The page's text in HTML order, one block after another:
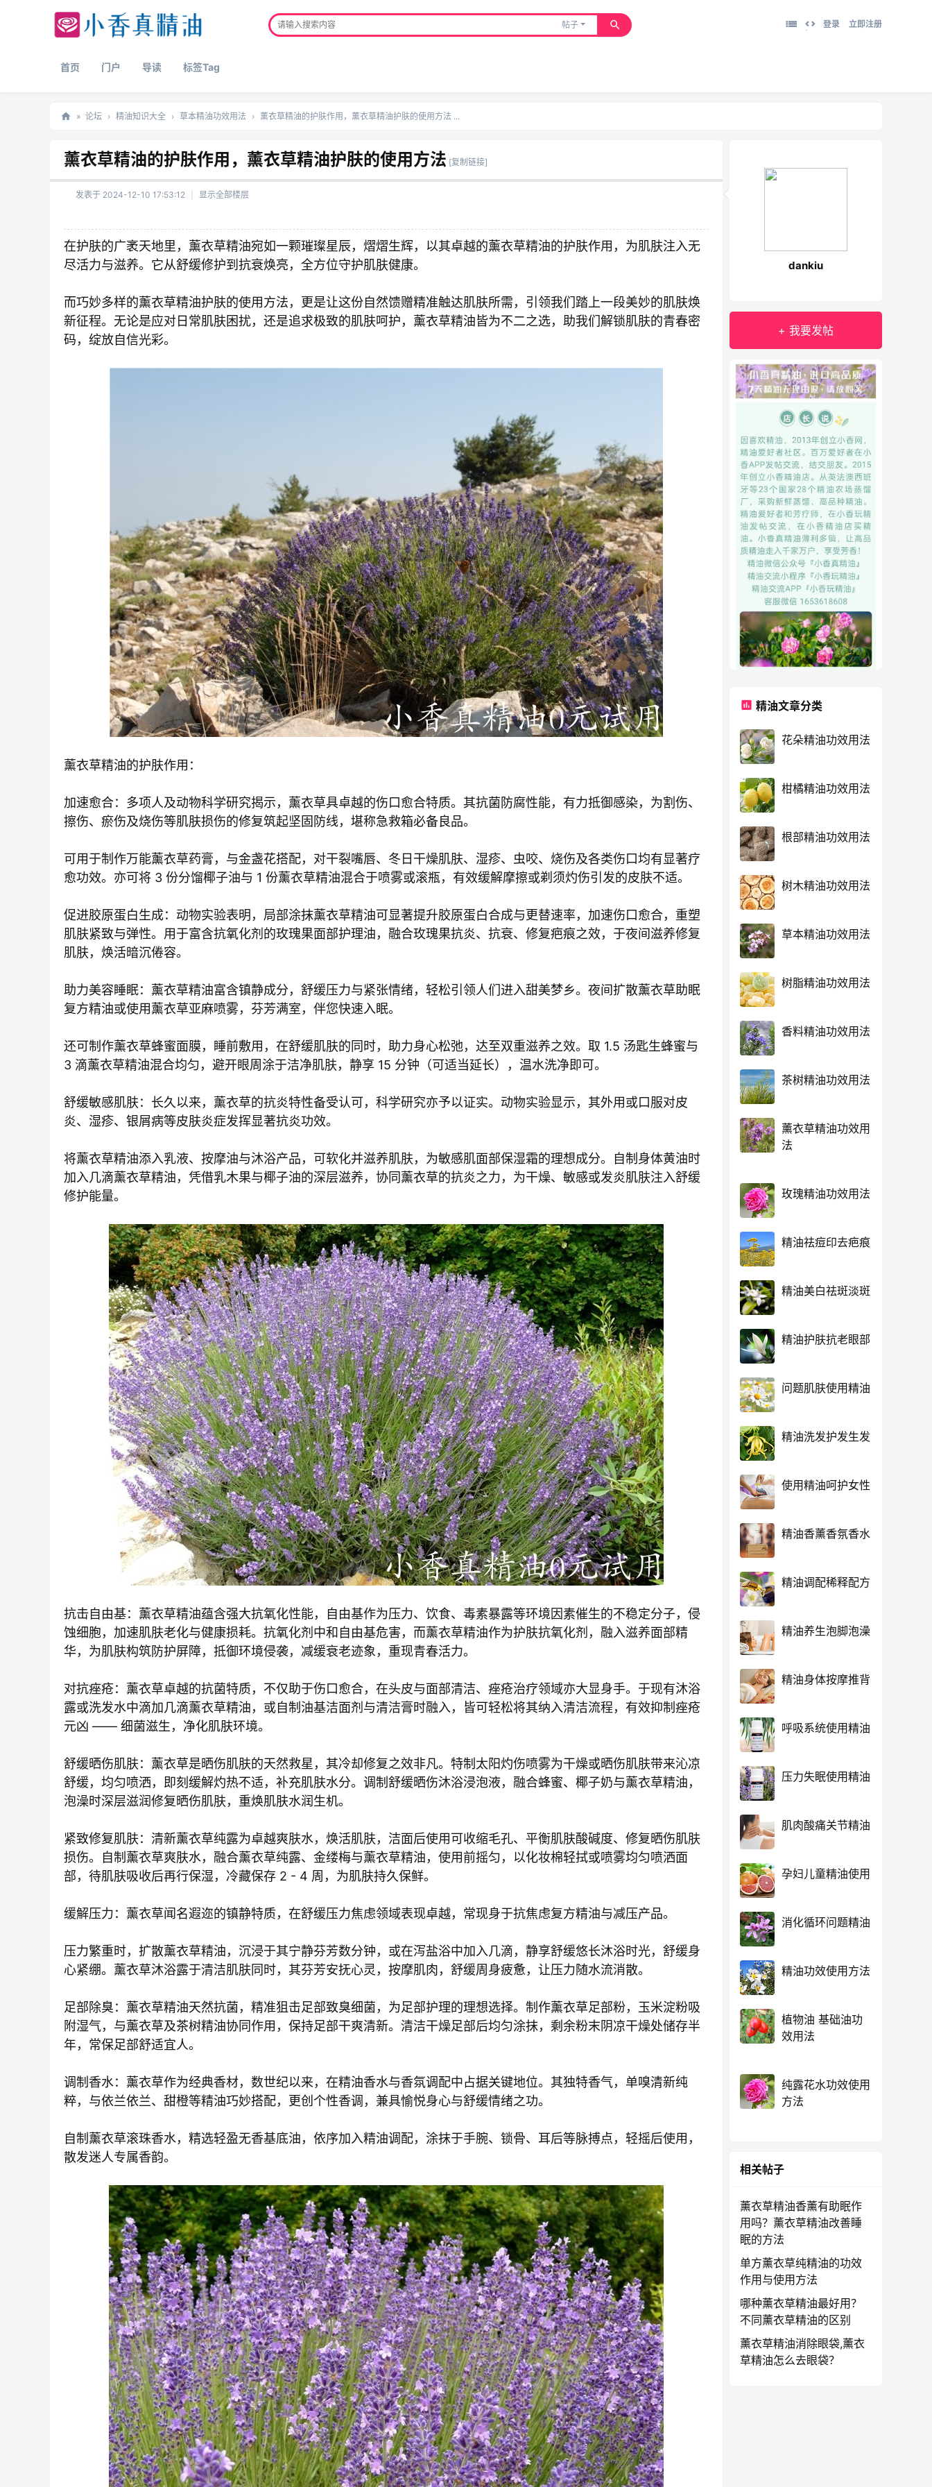
帖子 登录 立即注册
首页 门户 导读 标签Tag
品
» 论坛 › 精油知识大全 › 草本精油功效用法 › 薰衣草精油的护肤作用，薰衣草精油护肤的使用方法 ...
薰衣草精油的护肤作用，薰衣草精油护肤的使用方法 [复制链接]
发表于 2024-12-10 17:53:12 显示全部楼层
在护肤的广袤天地里，薰衣草精油宛如一颗璀璨星辰，熠熠生辉，以其卓越的薰衣草精油的护肤作用，为肌肤注入无
尽活力与滋养。它从舒缓修护到抗衰焕亮，全方位守护肌肤健康。
而巧妙多样的薰衣草精油护肤的使用方法，更是让这份自然馈赠精准触达肌肤所需，引领我们踏上一段美妙的肌肤焕
新征程。无论是应对日常肌肤困扰，还是追求极致的肌肤呵护，薰衣草精油皆为不二之选，助我们解锁肌肤的青春密
码，绽放自信光彩。
薰衣草精油的护肤作用：
加速愈合：多项人及动物科学研究揭示，薰衣草具卓越的伤口愈合特质。其抗菌防腐性能，有力抵御感染，为割伤、
擦伤、瘀伤及烧伤等肌肤损伤的修复筑起坚固防线，堪称急救箱必备良品。
可用于制作万能薰衣草药膏，与金盏花搭配，对干裂嘴唇、冬日干燥肌肤、湿疹、虫咬、烧伤及各类伤口均有显著疗
愈功效。亦可将 3 份分馏椰子油与 1 份薰衣草精油混合于喷雾或滚瓶，有效缓解摩擦或剃须灼伤引发的皮肤不适。
促进胶原蛋白生成：动物实验表明，局部涂抹薰衣草精油可显著提升胶原蛋白合成与更替速率，加速伤口愈合，重塑
肌肤紧致与弹性。用于富含抗氧化剂的玫瑰果面部护理油，融合玫瑰果抗炎、抗衰、修复疤痕之效，于夜间滋养修复
肌肤，焕活暗沉倦容。
助力美容睡眠：薰衣草精油富含镇静成分，舒缓压力与紧张情绪，轻松引领人们进入甜美梦乡。夜间扩散薰衣草助眠
复方精油或使用薰衣草亚麻喷雾，芬芳满室，伴您快速入眠。
还可制作薰衣草蜂蜜面膜，睡前敷用，在舒缓肌肤的同时，助力身心松弛，达至双重滋养之效。取 1.5 汤匙生蜂蜜与
3 滴薰衣草精油混合均匀，避开眼周涂于洁净肌肤，静享 15 分钟（可适当延长），温水洗净即可。
舒缓敏感肌肤：长久以来，薰衣草的抗炎特性备受认可，科学研究亦予以证实。动物实验显示，其外用或口服对皮
炎、湿疹、银屑病等皮肤炎症发挥显著抗炎功效。
将薰衣草精油添入乳液、按摩油与沐浴产品，可软化并滋养肌肤，为敏感肌面部保湿霜的理想成分。自制身体黄油时
加入几滴薰衣草精油，凭借乳木果与椰子油的深层滋养，协同薰衣草的抗炎之力，为干燥、敏感或发炎肌肤注入舒缓
修护能量。
抗击自由基：薰衣草精油蕴含强大抗氧化性能，自由基作为压力、饮食、毒素暴露等环境因素催生的不稳定分子，侵
蚀细胞，加速肌肤老化与健康损耗。抗氧化剂中和自由基危害，而薰衣草精油作为护肤抗氧化剂，融入滋养面部精
华，为肌肤构筑防护屏障，抵御环境侵袭，减缓衰老迹象，重现青春活力。
对抗痤疮：薰衣草卓越的抗菌特质，不仅助于伤口愈合，在头皮与面部清洁、痤疮治疗领域亦大显身手。于现有沐浴
露或洗发水中滴加几滴薰衣草精油，或自制油基洁面剂与清洁膏时融入，皆可轻松将其纳入清洁流程，有效抑制痤疮
元凶 —— 细菌滋生，净化肌肤环境。
舒缓晒伤肌肤：薰衣草是晒伤肌肤的天然救星，其冷却修复之效非凡。特制太阳灼伤喷雾为干燥或晒伤肌肤带来沁凉
舒缓，均匀喷洒，即刻缓解灼热不适，补充肌肤水分。调制舒缓晒伤沐浴浸泡液，融合蜂蜜、椰子奶与薰衣草精油，
泡澡时深层滋润修复晒伤肌肤，重焕肌肤水润生机。
紧致修复肌肤：清新薰衣草纯露为卓越爽肤水，焕活肌肤，洁面后使用可收缩毛孔、平衡肌肤酸碱度、修复晒伤肌肤
损伤。自制薰衣草爽肤水，融合薰衣草纯露、金缕梅与薰衣草精油，使用前摇匀，以化妆棉轻拭或喷雾均匀喷洒面
部，待肌肤吸收后再行保湿，冷藏保存 2 - 4 周，为肌肤持久保鲜。
缓解压力：薰衣草闻名遐迩的镇静特质，在舒缓压力焦虑领域表现卓越，常现身于抗焦虑复方精油与减压产品。
压力繁重时，扩散薰衣草精油，沉浸于其宁静芬芳数分钟，或在泻盐浴中加入几滴，静享舒缓悠长沐浴时光，舒缓身
心紧绷。薰衣草沐浴露于清洁肌肤同时，其芬芳安抚心灵，按摩肌肉，舒缓周身疲惫，让压力随水流消散。
足部除臭：薰衣草精油天然抗菌，精准狙击足部致臭细菌，为足部护理的理想选择。制作薰衣草足部粉，玉米淀粉吸
附湿气，与薰衣草及茶树精油协同作用，保持足部干爽清新。清洁干燥足部后均匀涂抹，剩余粉末阴凉干燥处储存半
年，常保足部舒适宜人。
调制香水：薰衣草作为经典香材，数世纪以来，在精油香水与香氛调配中占据关键地位。其独特香气，单嗅清新纯
粹，与依兰依兰、甜橙等精油巧妙搭配，更创个性香调，兼具愉悦身心与舒缓情绪之功。
自制薰衣草滚珠香水，精选轻盈无香基底油，依序加入精油调配，涂抹于手腕、锁骨、耳后等脉搏点，轻摇后使用，
散发迷人专属香韵。
dankiu
+ 我要发帖
精油文章分类
花朵精油功效用法
柑橘精油功效用法
根部精油功效用法
树木精油功效用法
草本精油功效用法
树脂精油功效用法
香料精油功效用法
茶树精油功效用法
薰衣草精油功效用
法
玫瑰精油功效用法
精油祛痘印去疤痕
精油美白祛斑淡斑
精油护肤抗老眼部
问题肌肤使用精油
精油洗发护发生发
使用精油呵护女性
精油香薰香氛香水
精油调配稀释配方
精油养生泡脚泡澡
精油身体按摩推背
呼吸系统使用精油
压力失眠使用精油
肌肉酸痛关节精油
孕妇儿童精油使用
消化循环问题精油
精油功效使用方法
植物油 基础油功
效用法
纯露花水功效使用
方法
相关帖子
薰衣草精油香薰有助眠作
用吗？薰衣草精油改善睡
眠的方法
单方薰衣草纯精油的功效
作用与使用方法
哪种薰衣草精油最好用？
不同薰衣草精油的区别
薰衣草精油消除眼袋,薰衣
草精油怎么去眼袋？